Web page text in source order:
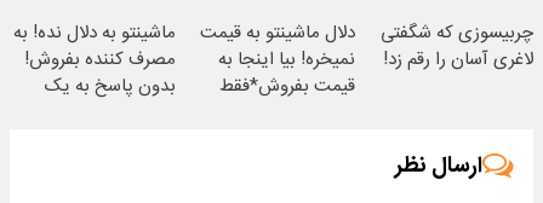
چربیسوزی که شگفتی
لاغری آسان را رقم زد!
دلال ماشینتو به قیمت
نمیخره! بیا اینجا به
قیمت بفروش*فقط
ماشینتو به دلال نده! به
مصرف کننده بفروش!
بدون پاسخ به یک
ارسال نظر